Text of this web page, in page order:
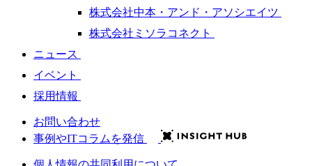
株式会社中本・アンド・アソシエイツ
株式会社ミソラコネクト
ニュース
イベント
採用情報
お問い合わせ
事例やITコラムを発信